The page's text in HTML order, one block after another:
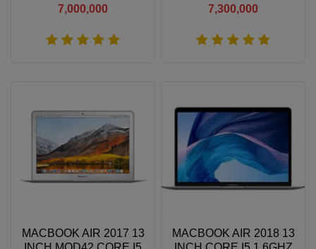
SSD
7,000,000
MACBOOK AIR 2017 13
SSD
7,300,000
MACBOOK AIR 2018 13